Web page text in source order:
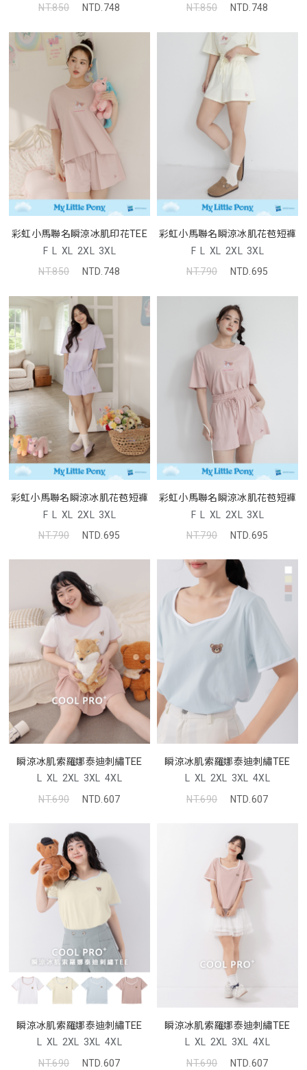
NT.850
NTD.748
NT.850
NTD.748
彩虹小馬聯名瞬涼冰肌印花TEE
F L XL 2XL 3XL
NT.850
NTD.748
彩虹小馬聯名瞬涼冰肌花苞短褲
F L XL 2XL 3XL
NT.790
NTD.695
彩虹小馬聯名瞬涼冰肌花苞短褲
F L XL 2XL 3XL
NT.790
NTD.695
彩虹小馬聯名瞬涼冰肌花苞短褲
F L XL 2XL 3XL
NT.790
NTD.695
瞬涼冰肌索羅娜泰迪刺繡TEE
L XL 2XL 3XL 4XL
NT.690
NTD.607
瞬涼冰肌索羅娜泰迪刺繡TEE
L XL 2XL 3XL 4XL
NT.690
NTD.607
瞬涼冰肌索羅娜泰迪刺繡TEE
L XL 2XL 3XL 4XL
NT.690
NTD.607
瞬涼冰肌索羅娜泰迪刺繡TEE
L XL 2XL 3XL 4XL
NT.690
NTD.607